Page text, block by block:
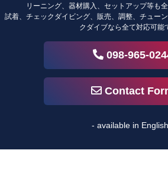
リーニング、器材購入、セットアップ等も
試着、チェックダイビング、販売、調整、チュー
クダイブなら全て対応可能
098-965-
Contact
- available in